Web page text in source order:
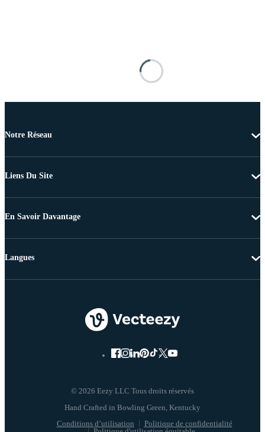
Notre Réseau
Liens Du Site
En Savoir Davantage
© 2026 Eezy LLC Tous droits réservés
Conditions d’utilisation
Politique de confidentialité
Langues